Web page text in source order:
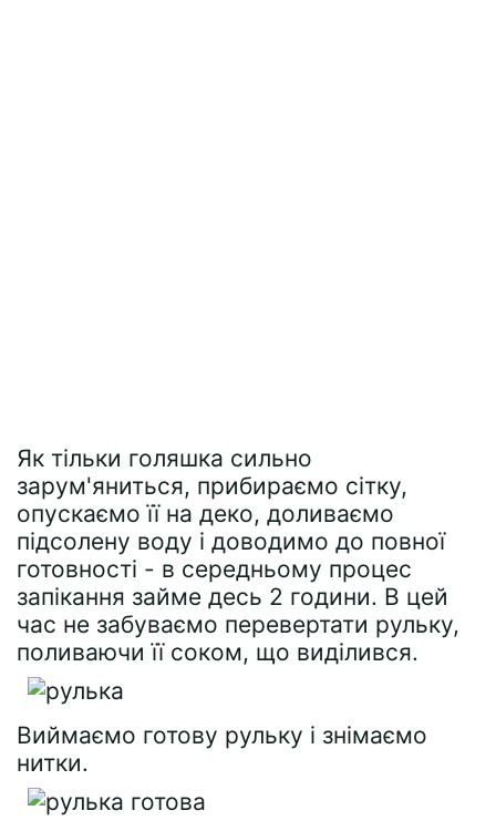
Як тільки голяшка сильно
зарум'яниться, прибираємо сітку,
опускаємо її на деко, доливаємо
підсолену воду і доводимо до повної
готовності - в середньому процес
запікання займе десь 2 години. В цей
час не забуваємо перевертати рульку,
поливаючи її соком, що виділився.
Виймаємо готову рульку і знімаємо
нитки.